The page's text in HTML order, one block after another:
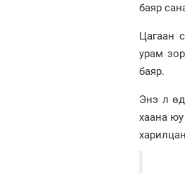
баяр
Цагаан
урам
баяр.
Энэ л
хаана